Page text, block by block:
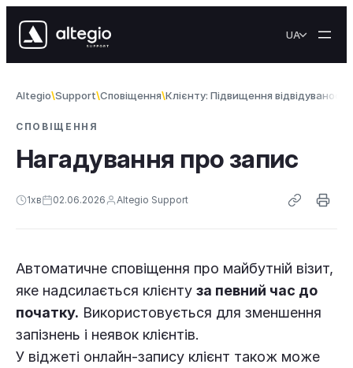
UA
Altegio Support Сповіщення Клієнту: Підвищення відвідуваності
СПОВІЩЕННЯ
Нагадування про запис
1хв 02.06.2026 Altegio Support
Автоматичне сповіщення про майбутній візит,
яке надсилається клієнту за певний час до
початку. Використовується для зменшення
запізнень і неявок клієнтів.
У віджеті онлайн-запису клієнт також може